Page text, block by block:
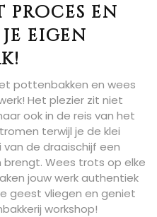
proces en
eigen
pottenbakken en wees
Het plezier zit niet
ook in de reis van het
terwijl je de klei
de draaischijf een
brengt. Wees trots op elke
jouw werk authentiek
geest vliegen en geniet
workshop!